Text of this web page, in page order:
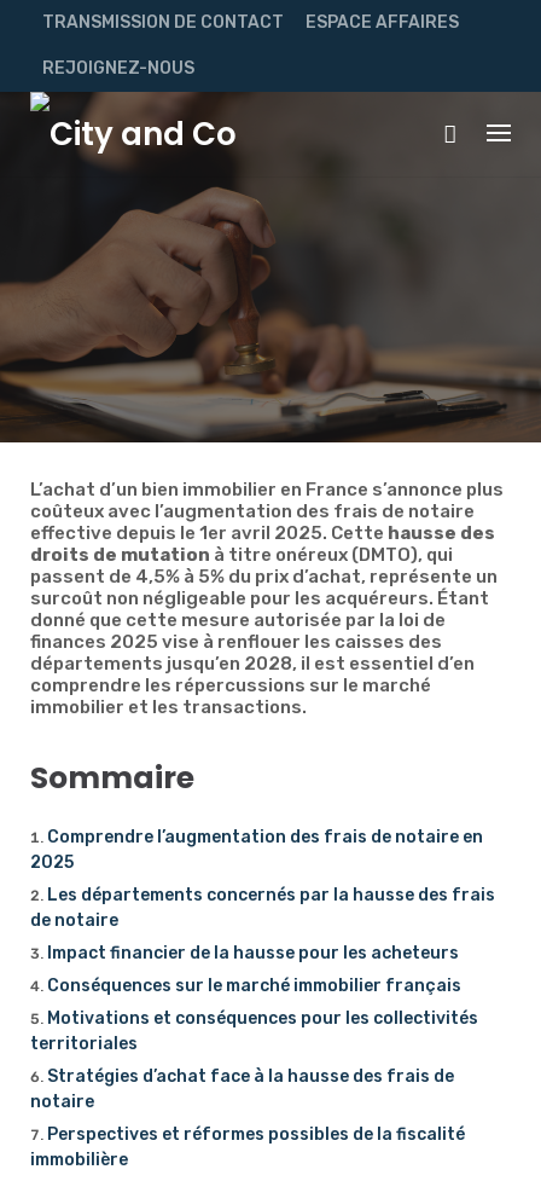
content
TRANSMISSION DE CONTACT ESPACE AFFAIRES
REJOIGNEZ-NOUS
L’achat d’un bien immobilier en France s’annonce plus
coûteux avec l’augmentation des frais de notaire
effective depuis le 1er avril 2025. Cette hausse des
droits de mutation à titre onéreux (DMTO), qui
passent de 4,5% à 5% du prix d’achat, représente un
surcoût non négligeable pour les acquéreurs. Étant
donné que cette mesure autorisée par la loi de
finances 2025 vise à renflouer les caisses des
départements jusqu’en 2028, il est essentiel d’en
comprendre les répercussions sur le marché
immobilier et les transactions.
Sommaire
Comprendre l’augmentation des frais de notaire en
2025
Les départements concernés par la hausse des frais
de notaire
Impact financier de la hausse pour les acheteurs
Conséquences sur le marché immobilier français
Motivations et conséquences pour les collectivités
territoriales
Stratégies d’achat face à la hausse des frais de
notaire
Perspectives et réformes possibles de la fiscalité
immobilière